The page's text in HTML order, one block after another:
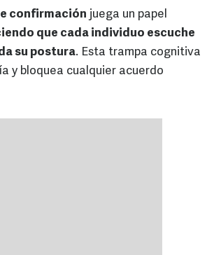
confirmación juega un papel
que cada individuo escuche
su postura. Esta trampa cognitiva
y bloquea cualquier acuerdo